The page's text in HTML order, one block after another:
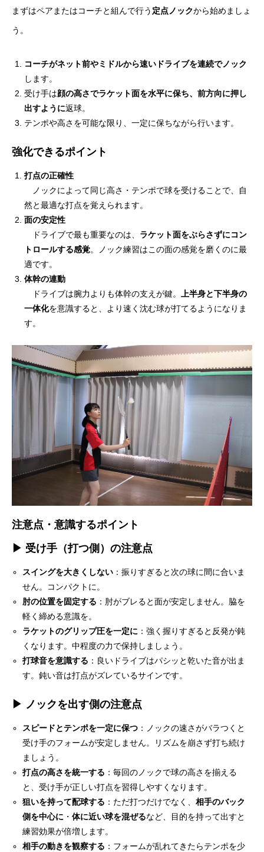
まずはペアまたはコーチと組んで行う 定点ノックから始めましょ
う。
コーチがネット前やミドルから速いドライブを連続でノック
します。
受け手は顔の高さでラケット面を水平に保ち、前方向に押し
出すように返球。
テンポや高さを可能な限り、一定に保ちながら行います。
強化できるポイント
打点の正確性
ノックによって同じ高さ・テンポで球を受けることで、自
然と最適な打点を覚えられます。
面の安定性
ドライブで最も重要なのは、 ラケット面をぶらさずにコン
トロールする感覚。ノック練習はこの面の感覚を磨くのに最
適です。
体幹の連動
ドライブは腕力よりも体幹の支えが鍵。
上半身と下半身の
一体化を意識すると、より速く沈む球が打てるようになりま
す。
注意点・意識するポイント
▶ 受け手（打つ側）の注意点
スイングを大きくしない ：振りすぎると次の球に間に合いま
せん。コンパクトに。
肘の位置を固定する ：肘がブレると面が安定しません。脇を
軽く締める意識を。
ラケットのグリップ圧を一定に ：強く握りすぎると反発が鈍
くなります。中程度の力で保持しましょう。
打球音を意識する ：良いドライブはパシッと乾いた音が出ま
す。鈍い音は打点がズレているサインです。
▶ ノックを出す側の注意点
スピードとテンポを一定に保つ ：ノックの速さがバラつくと
受け手のフォームが安定しません。リズムを崩さず打ち続け
ましょう。
打点の高さを統一する ：毎回のノックで球の高さを揃える
と、受け手が正しい打点を習得しやすくなります。
狙いを持って配球する ：ただ打つだけでなく、相手のバック
側を中心に ・体に近い球を混ぜるなど、目的を持って出すと
練習効果が倍増します。
相手の動きを観察する ：フォームが乱れてきたらテンポを少